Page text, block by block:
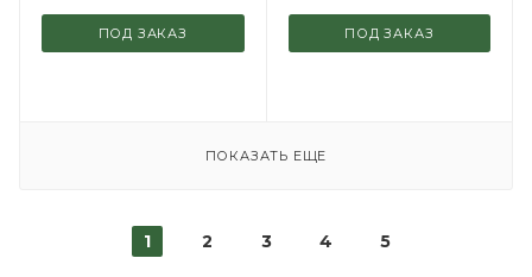
ПОД ЗАКАЗ ПОД ЗАКАЗ
ПОКАЗАТЬ ЕЩЕ
1 2 3 4 5